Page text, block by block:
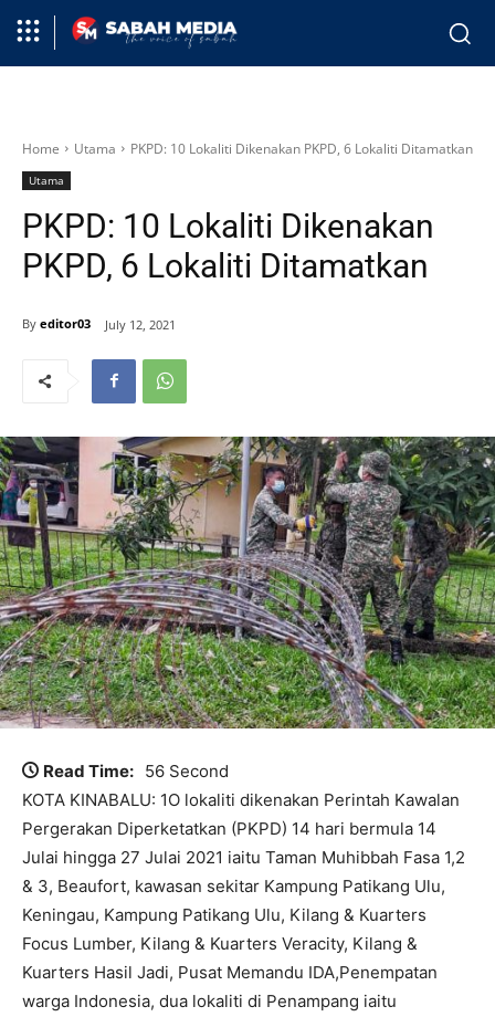
Home Utama PKPD: 10 Lokaliti Dikenakan PKPD, 6 Lokaliti Ditamatkan
Utama
PKPD: 10 Lokaliti Dikenakan
PKPD, 6 Lokaliti Ditamatkan
By editor03 July 12, 2021
Read Time: 56 Second
KOTA KINABALU: 1O lokaliti dikenakan Perintah Kawalan
Pergerakan Diperketatkan (PKPD) 14 hari bermula 14
Julai hingga 27 Julai 2021 iaitu Taman Muhibbah Fasa 1,2
& 3, Beaufort, kawasan sekitar Kampung Patikang Ulu,
Keningau, Kampung Patikang Ulu, Kilang & Kuarters
Focus Lumber, Kilang & Kuarters Veracity, Kilang &
Kuarters Hasil Jadi, Pusat Memandu IDA,Penempatan
warga Indonesia, dua lokaliti di Penampang iaitu